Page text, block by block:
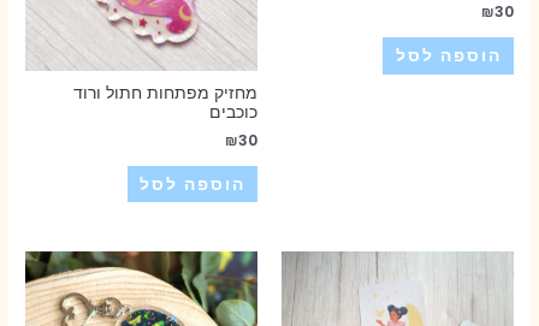
₪30
הוספה לסל
מחזיק מפתחות חתול ורוד
כוכבים
₪30
הוספה לסל